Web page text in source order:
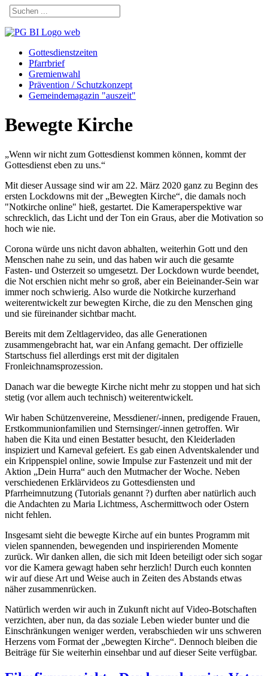
Gottesdienstzeiten
Pfarrbrief
Gremienwahl
Prävention / Schutzkonzept
Gemeindemagazin "auszeit"
Bewegte Kirche
„Wenn wir nicht zum Gottesdienst kommen können, kommt der
Gottesdienst eben zu uns.“
Mit dieser Aussage sind wir am 22. März 2020 ganz zu Beginn des
ersten Lockdowns mit der „Bewegten Kirche“, die damals noch
"Notkirche online" hieß, gestartet. Die Kameraperspektive war
schrecklich, das Licht und der Ton ein Graus, aber die Motivation so
hoch wie nie.
Corona würde uns nicht davon abhalten, weiterhin Gott und den
Menschen nahe zu sein, und das haben wir auch die gesamte
Fasten- und Osterzeit so umgesetzt. Der Lockdown wurde beendet,
die Not erschien nicht mehr so groß, aber ein Beieinander-Sein war
immer noch schwierig. Also wurde die Notkirche kurzerhand
weiterentwickelt zur bewegten Kirche, die zu den Menschen ging
und sie füreinander sichtbar macht.
Bereits mit dem Zeltlagervideo, das alle Generationen
zusammengebracht hat, war ein Anfang gemacht. Der offizielle
Startschuss fiel allerdings erst mit der digitalen
Fronleichnamsprozession.
Danach war die bewegte Kirche nicht mehr zu stoppen und hat sich
stetig (vor allem auch technisch) weiterentwickelt.
Wir haben Schützenvereine, Messdiener/-innen, predigende Frauen,
Erstkommunionfamilien und Sternsinger/-innen getroffen. Wir
haben die Kita und einen Bestatter besucht, den Kleiderladen
inspiziert und Karneval gefeiert. Es gab einen Adventskalender und
ein Krippenspiel online, sowie Impulse zur Fastenzeit und mit der
Aktion „Dein Hurra“ auch den Mutmacher der Woche. Neben
verschiedenen Erklärvideos zu Gottesdiensten und
Pfarrheimnutzung (Tutorials genannt ?) durften aber natürlich auch
die Andachten zu Maria Lichtmess, Aschermittwoch oder Ostern
nicht fehlen.
Insgesamt sieht die bewegte Kirche auf ein buntes Programm mit
vielen spannenden, bewegenden und inspirierenden Momente
zurück. Wir danken allen, die sich mit Ideen beteiligt oder sich sogar
vor die Kamera gewagt haben sehr herzlich! Durch euch konnten
wir auf diese Art und Weise auch in Zeiten des Abstands etwas
näher zusammenrücken.
Natürlich werden wir auch in Zukunft nicht auf Video-Botschaften
verzichten, aber nun, da das soziale Leben wieder bunter und die
Einschränkungen weniger werden, verabschieden wir uns schweren
Herzens vom Format der „bewegten Kirche“. Dennoch bleiben die
Beiträge für Sie weiterhin einsehbar und auf dieser Seite verfügbar.